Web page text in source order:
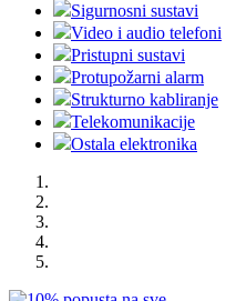
Sigurnosni sustavi
Video i audio telefoni
Pristupni sustavi
Protupožarni alarm
Strukturno kabliranje
Telekomunikacije
Ostala elektronika